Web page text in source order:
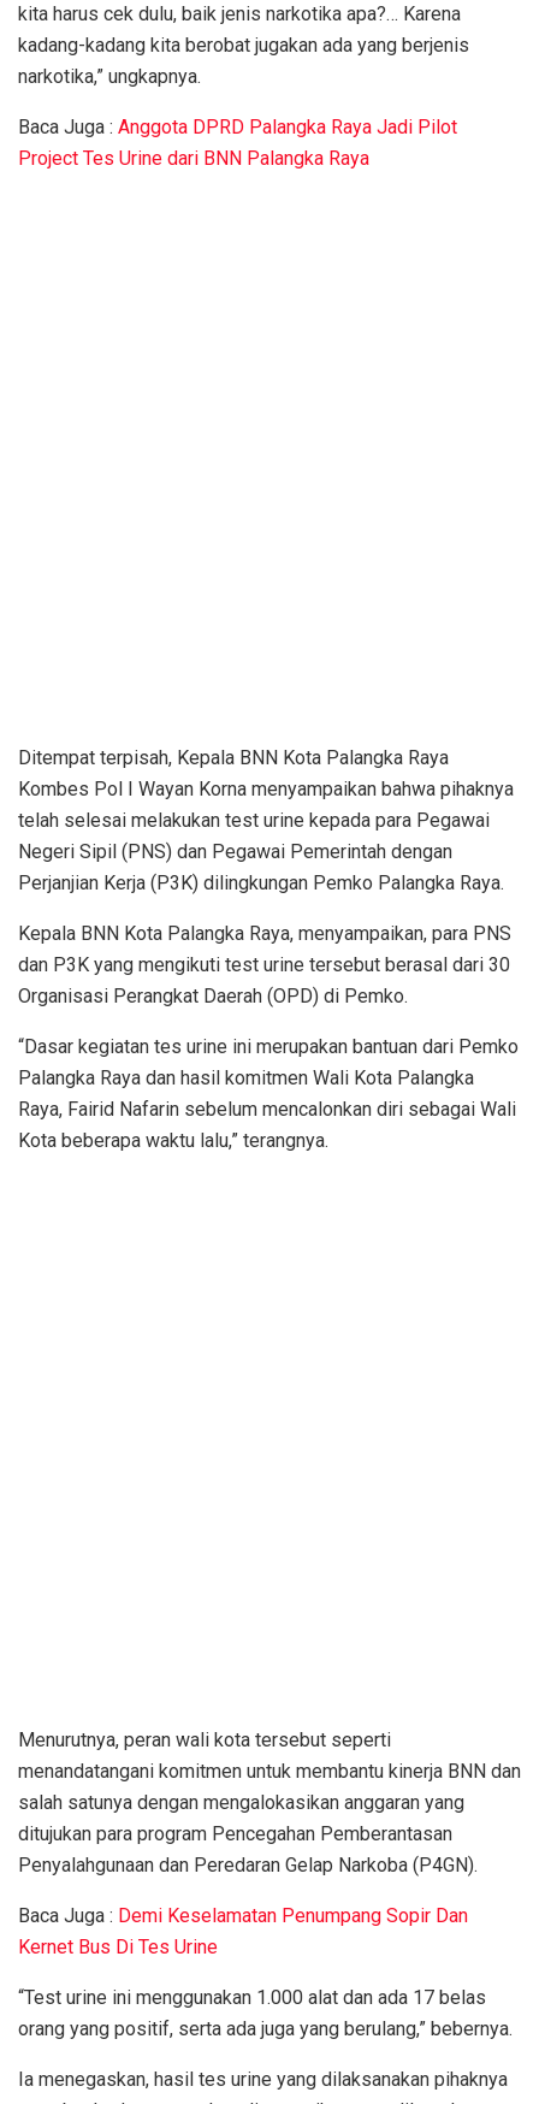
kita harus cek dulu, baik jenis narkotika apa?… Karena
kadang-kadang kita berobat jugakan ada yang berjenis
narkotika,” ungkapnya.
Baca Juga : Anggota DPRD Palangka Raya Jadi Pilot
Project Tes Urine dari BNN Palangka Raya
Ditempat terpisah, Kepala BNN Kota Palangka Raya
Kombes Pol I Wayan Korna menyampaikan bahwa pihaknya
telah selesai melakukan test urine kepada para Pegawai
Negeri Sipil (PNS) dan Pegawai Pemerintah dengan
Perjanjian Kerja (P3K) dilingkungan Pemko Palangka Raya.
Kepala BNN Kota Palangka Raya, menyampaikan, para PNS
dan P3K yang mengikuti test urine tersebut berasal dari 30
Organisasi Perangkat Daerah (OPD) di Pemko.
“Dasar kegiatan tes urine ini merupakan bantuan dari Pemko
Palangka Raya dan hasil komitmen Wali Kota Palangka
Raya, Fairid Nafarin sebelum mencalonkan diri sebagai Wali
Kota beberapa waktu lalu,” terangnya.
Menurutnya, peran wali kota tersebut seperti
menandatangani komitmen untuk membantu kinerja BNN dan
salah satunya dengan mengalokasikan anggaran yang
ditujukan para program Pencegahan Pemberantasan
Penyalahgunaan dan Peredaran Gelap Narkoba (P4GN).
Baca Juga : Demi Keselamatan Penumpang Sopir Dan
Kernet Bus Di Tes Urine
“Test urine ini menggunakan 1.000 alat dan ada 17 belas
orang yang positif, serta ada juga yang berulang,” bebernya.
Ia menegaskan, hasil tes urine yang dilaksanakan pihaknya